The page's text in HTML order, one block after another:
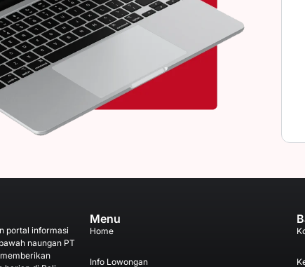
portal informasi
naungan PT
memberikan
Menu
Home
Info Lowongan